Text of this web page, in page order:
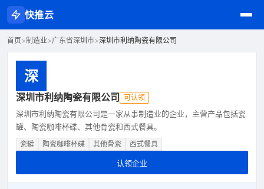
快推云
首页>制造业>广东省深圳市>深圳市利纳陶瓷有限公司
深
深圳市利纳陶瓷有限公司 可认领
深圳市利纳陶瓷有限公司是一家从事制造业的企业，主营产品包括瓷
罐、陶瓷咖啡杯碟、其他骨瓷和西式餐具。
瓷罐 陶瓷咖啡杯碟 其他骨瓷 西式餐具
认领企业